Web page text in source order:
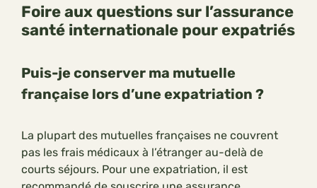
Foire aux questions sur l’assurance
santé internationale pour expatriés
Puis-je conserver ma mutuelle
française lors d’une expatriation ?
La plupart des mutuelles françaises ne couvrent
pas les frais médicaux à l’étranger au-delà de
courts séjours. Pour une expatriation, il est